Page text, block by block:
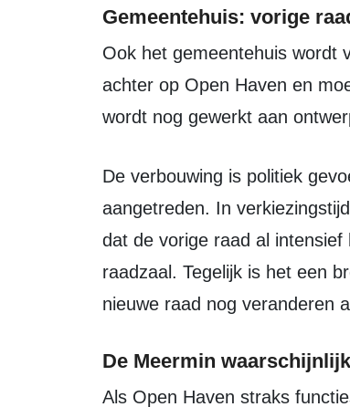
Gemeentehuis: vorige
Ook het gemeentehuis wordt verbouwd. Dat project loopt ongeveer een jaar
achter op Open Haven en
wordt nog gewerkt aan
De verbouwing is politiek gevoelig, omdat inmiddels een nieuwe raad is
aangetreden. In
dat de vorige raad al
raadzaal. Tegelijk is het een
nieuwe raad nog veranderen
De Meermin
Als Open Haven straks functies overneemt, komt ook De Meermin in beeld.